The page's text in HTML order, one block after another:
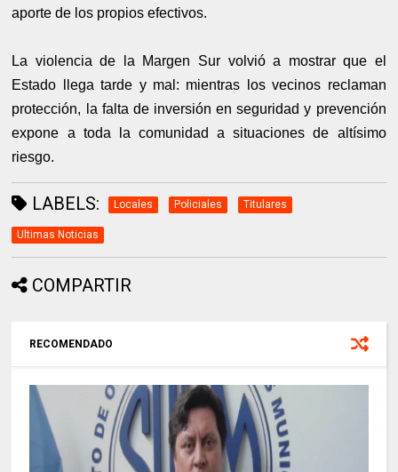
aporte de los propios efectivos.
La violencia de la Margen Sur volvió a mostrar que el
Estado llega tarde y mal: mientras los vecinos reclaman
protección, la falta de inversión en seguridad y prevención
expone a toda la comunidad a situaciones de altísimo
riesgo.
LABELS: Locales Policiales Titulares
Ultimas Noticias
COMPARTIR
RECOMENDADO